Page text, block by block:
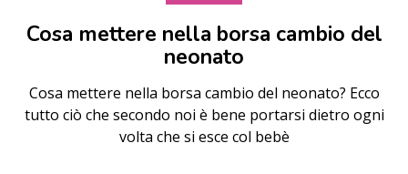
Cosa mettere nella borsa cambio del
neonato
Cosa mettere nella borsa cambio del neonato? Ecco
tutto ciò che secondo noi è bene portarsi dietro ogni
volta che si esce col bebè